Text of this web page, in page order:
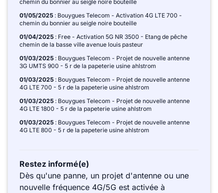
chemin du bonnier au seigle noire bouteille
01/05/2025 : Bouygues Telecom - Activation 4G LTE 700 -
chemin du bonnier au seigle noire bouteille
01/04/2025 : Free - Activation 5G NR 3500 - Etang de pêche
chemin de la basse ville avenue louis pasteur
01/03/2025 : Bouygues Telecom - Projet de nouvelle antenne
3G UMTS 900 - 5 r de la papeterie usine ahlstrom
01/03/2025 : Bouygues Telecom - Projet de nouvelle antenne
4G LTE 700 - 5 r de la papeterie usine ahlstrom
01/03/2025 : Bouygues Telecom - Projet de nouvelle antenne
4G LTE 1800 - 5 r de la papeterie usine ahlstrom
01/03/2025 : Bouygues Telecom - Projet de nouvelle antenne
4G LTE 800 - 5 r de la papeterie usine ahlstrom
Restez informé(e)
Dès qu'une panne, un projet d'antenne ou une
nouvelle fréquence 4G/5G est activée à